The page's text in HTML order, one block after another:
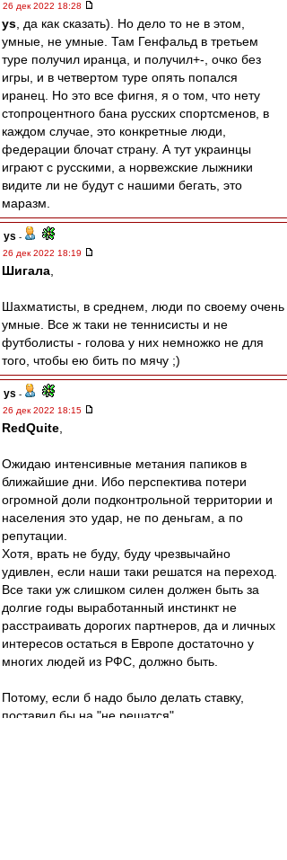
26 дек 2022 18:28
ys , да как сказать). Но дело то не в этом,
умные, не умные. Там Генфальд в третьем
туре получил иранца, и получил+-, очко без
игры, и в четвертом туре опять попался
иранец. Но это все фигня, я о том, что нету
стопроцентного бана русских спортсменов, в
каждом случае, это конкретные люди,
федерации блочат страну. А тут украинцы
играют с русскими, а норвежские лыжники
видите ли не будут с нашими бегать, это
маразм.
ys -
26 дек 2022 18:19
Шигала
Шахматисты, в среднем, люди по своему очень
умные. Все ж таки не теннисисты и не
футболисты - голова у них немножко не для
того, чтобы ею бить по мячу ;)
ys -
26 дек 2022 18:15
RedQuite
Ожидаю интенсивные метания папиков в
ближайшие дни. Ибо перспектива потери
огромной доли подконтрольной территории и
населения это удар, не по деньгам, а по
репутации.
Хотя, врать не буду, буду чрезвычайно
удивлен, если наши таки решатся на переход.
Все таки уж слишком силен должен быть за
долгие годы выработанный инстинкт не
расстраивать дорогих партнеров, да и личных
интересов остаться в Европе достаточно у
многих людей из РФС, должно быть.
Потому, если б надо было делать ставку,
поставил бы на "не решатся".